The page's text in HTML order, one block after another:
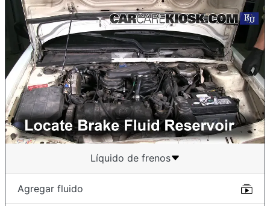
Líquido de frenos
Agregar fluido